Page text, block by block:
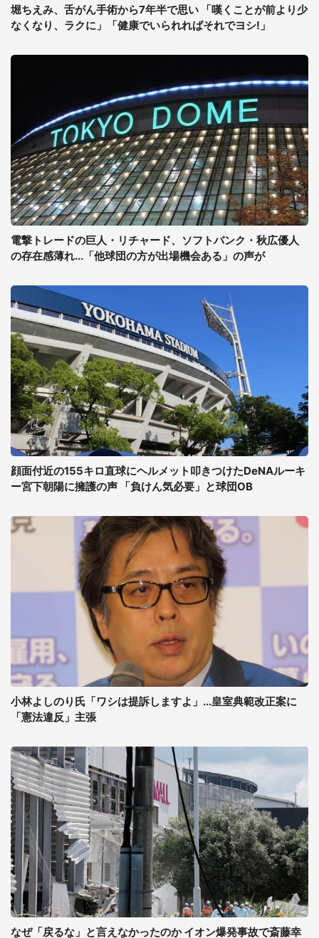
堀ちえみ、舌がん手術から7年半で思い 「嘆くことが前より少
なくなり、ラクに」「健康でいられればそれでヨシ!」
電撃トレードの巨人・リチャード、ソフトバンク・秋広優人
の存在感薄れ...「他球団の方が出場機会ある」の声が
顔面付近の155キロ直球にヘルメット叩きつけたDeNAルーキ
ー宮下朝陽に擁護の声 「負けん気必要」と球団OB
小林よしのり氏「ワシは提訴しますよ」...皇室典範改正案に
「憲法違反」主張
なぜ「戻るな」と言えなかったのか イオン爆発事故で斎藤幸